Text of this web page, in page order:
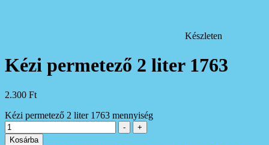
Készleten
Kézi permetező 2 liter 1763
2.300 Ft
Kézi permetező 2 liter 1763 mennyiség
-
+
Kosárba